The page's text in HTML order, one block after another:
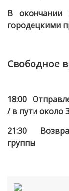
В окончании
городецкими
Свободное
18:00
/ в пути около
21:30
группы